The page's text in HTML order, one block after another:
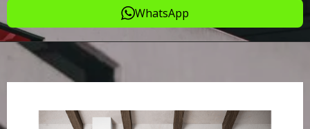
WhatsApp